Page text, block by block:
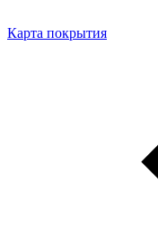
Карта покрытия